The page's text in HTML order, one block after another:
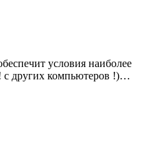
условия наиболее
с других компьютеров !)…